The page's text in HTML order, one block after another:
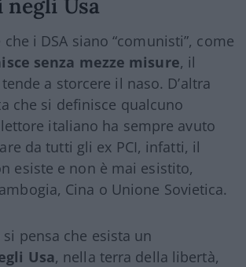
i DSA siano “comunisti”, come
senza mezze misure, il
a storcere il naso. D’altra
che si definisce qualcuno
italiano ha sempre avuto
da tutti gli ex PCI, infatti, il
esiste e non è mai esistito,
Cina o Unione Sovietica.
pensa che esista un
Usa, nella terra della libertà,